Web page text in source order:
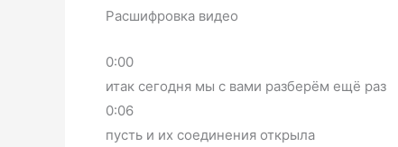
Расшифровка видео
0:00
итак сегодня мы с вами разберём ещё раз
0:06
пусть и их соединения открыла